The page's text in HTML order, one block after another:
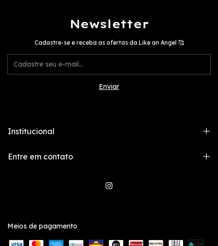
Newsletter
Cadastre-se e receba as ofertas da Like an Angel 🥰
Institucional
Entre em contato
Meios de pagamento